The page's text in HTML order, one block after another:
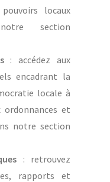
locaux
section
: accédez aux
encadrant la
locale à
ordonnances et
notre section
: retrouvez
rapports et